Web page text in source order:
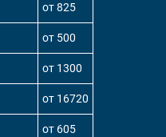
от 825
от 500
от 1300
от 16720
от 605